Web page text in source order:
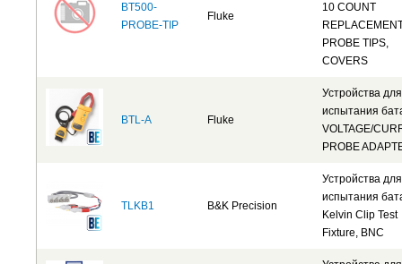
BT500-
PROBE-TIP
Fluke
10 COUNT
PROBE TIPS,
COVERS
BTL-A Fluke
Устройства для
испытания
VOLTAGE/
PROBE
TLKB1 B&K Precision
Устройства для
испытания
Kelvin Clip Test
Fixture, BNC